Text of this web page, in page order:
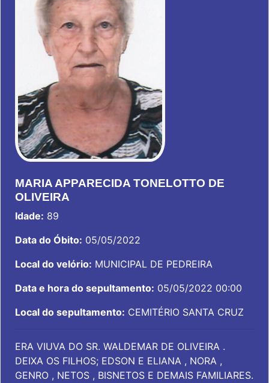
MARIA APPARECIDA TONELOTTO DE
OLIVEIRA
Idade: 89
Data do Óbito: 05/05/2022
Local do velório: MUNICIPAL DE PEDREIRA
Data e hora do sepultamento: 05/05/2022 00:00
Local do sepultamento: CEMITÉRIO SANTA CRUZ
ERA VIUVA DO SR. WALDEMAR DE OLIVEIRA .
DEIXA OS FILHOS; EDSON E ELIANA , NORA ,
GENRO , NETOS , BISNETOS E DEMAIS FAMILIARES.